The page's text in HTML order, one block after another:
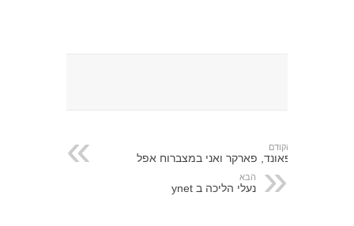
הקודם
פאונד, פארקר ואני במצברוח אפל
הבא
נעלי הליכה ב ynet